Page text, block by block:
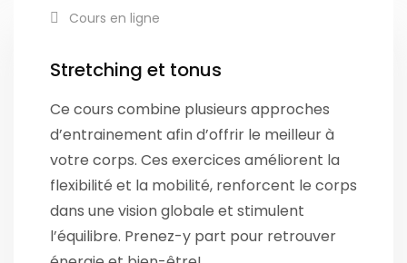
Cours en ligne
Stretching et tonus
Ce cours combine plusieurs approches
d’entrainement afin d’offrir le meilleur à
votre corps. Ces exercices améliorent la
flexibilité et la mobilité, renforcent le corps
dans une vision globale et stimulent
l’équilibre. Prenez-y part pour retrouver